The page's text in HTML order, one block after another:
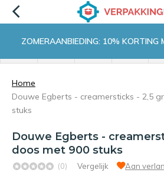
ZOMERAANBIEDING: 10% KORTING
Home
Douwe Egberts - creamersticks - 2,5
stuks
Douwe Egberts -
doos met 900 stuks
(0) Vergelijk Aan